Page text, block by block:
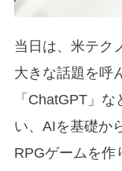
当日は、米テク
大きな話題を呼
「ChatGPT」
い、AIを基礎か
RPGゲームを作